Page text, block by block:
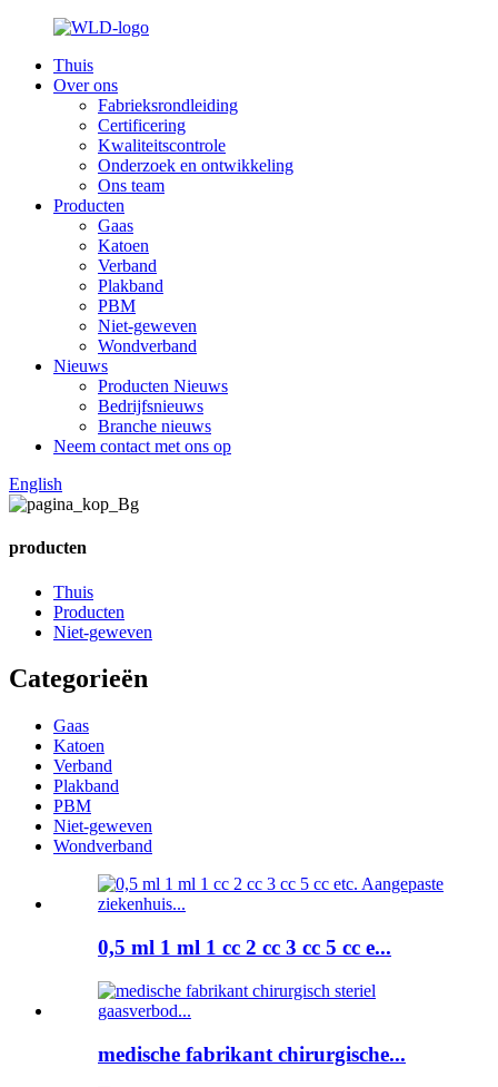
Thuis
Over ons
Fabrieksrondleiding
Certificering
Kwaliteitscontrole
Onderzoek en ontwikkeling
Ons team
Producten
Gaas
Katoen
Verband
Plakband
PBM
Niet-geweven
Wondverband
Nieuws
Producten Nieuws
Bedrijfsnieuws
Branche nieuws
Neem contact met ons op
English
producten
Thuis
Producten
Niet-geweven
Categorieën
Gaas
Katoen
Verband
Plakband
PBM
Niet-geweven
Wondverband
0,5 ml 1 ml 1 cc 2 cc 3 cc 5 cc e...
medische fabrikant chirurgische...